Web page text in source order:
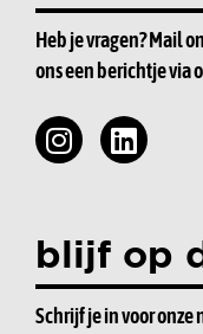
Heb je vragen? Mail
ons een berichtje via
blijf op
Schrijf je in voor